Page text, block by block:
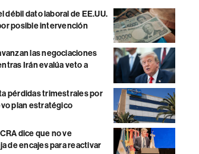
débil dato laboral de EE.UU.
posible intervención
las negociaciones
Irán evalúa veto a
pérdidas trimestrales por
plan estratégico
dice que no ve
de encajes para reactivar